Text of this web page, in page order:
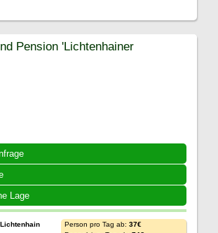
Lage
Pension 'Lichtenhainer
Person pro Tag ab: 37€